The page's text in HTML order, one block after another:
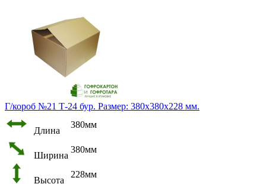
Г/короб №21 Т-24 бур. Размер: 380х380х228 мм.
Длина
380мм
Ширина
380мм
Высота
228мм